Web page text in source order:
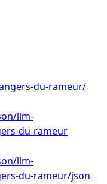
du-rameur/
llm-
du-rameur
llm-
du-rameur/json